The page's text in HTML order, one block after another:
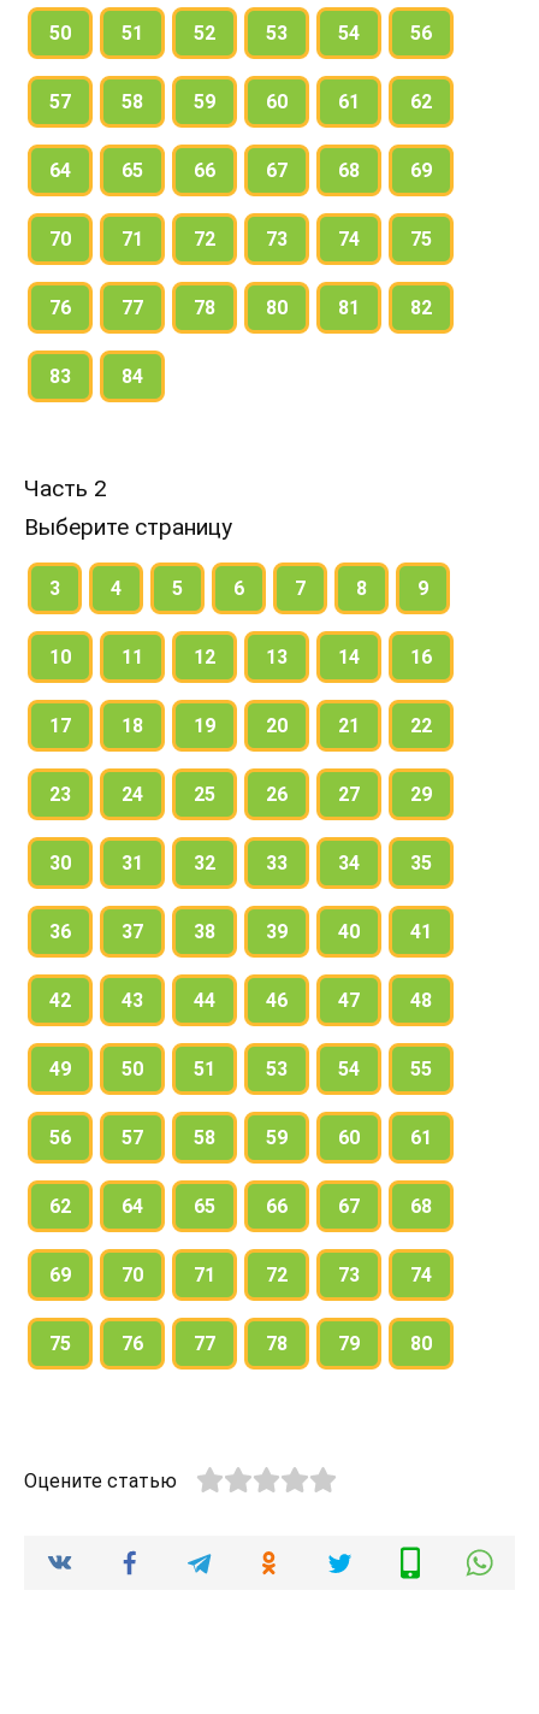
50 51 52 53 54 56
57 58 59 60 61 62
64 65 66 67 68 69
70 71 72 73 74 75
76 77 78 80 81 82
83 84
Часть 2
Выберите страницу
3 4 5 6 7 8 9
10 11 12 13 14 16
17 18 19 20 21 22
23 24 25 26 27 29
30 31 32 33 34 35
36 37 38 39 40 41
42 43 44 46 47 48
49 50 51 53 54 55
56 57 58 59 60 61
62 64 65 66 67 68
69 70 71 72 73 74
75 76 77 78 79 80
Оцените статью